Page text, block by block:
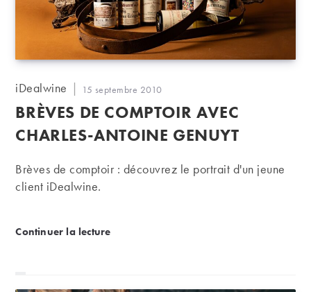
Auteur/autrice
la
publication :
iDealwine
Publication
publiée :
15 septembre 2010
BRÈVES DE COMPTOIR AVEC
CHARLES-ANTOINE GENUYT
Brèves de comptoir : découvrez le portrait d'un jeune
client iDealwine.
Continuer la lectureBRÈVES DE COMPTOIR avec Charles-Antoine